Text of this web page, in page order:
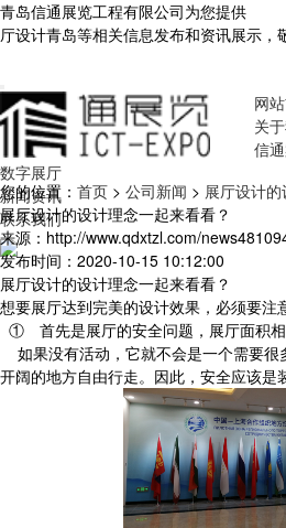
青岛信通展览工程有限公司为您提供
厅设计青岛等相关信息发布和资讯展示，
网
关
信
数字展厅
新闻资讯
联系我们
您的位置： 首页 > 公司新闻 > 展厅设计
展厅设计的设计理念一起来看看？
来源：http://www.qdxtzl.com/
发布时间：2020-10-15 10:12:00
展厅设计的设计理念一起来看看？
想要展厅达到完美的设计效果，必须要注
① 首先是展厅的安全问题，展厅面积相
如果没有活动，它就不会是一个需要很
开阔的地方自由行走。因此，安全应该是